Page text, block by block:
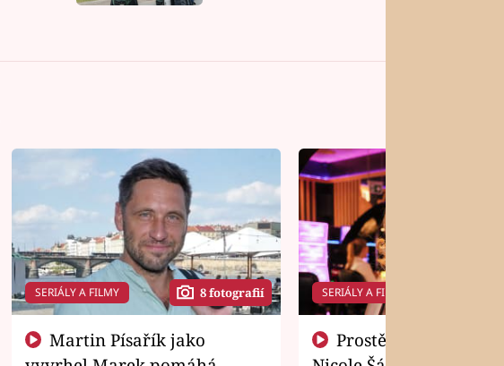
SERIÁLY A FILMY 8 fotografií SERIÁLY A FILMY